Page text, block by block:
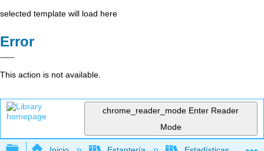
selected template will load here
Error
This action is not available.
chrome_reader_mode Enter Reader
Mode